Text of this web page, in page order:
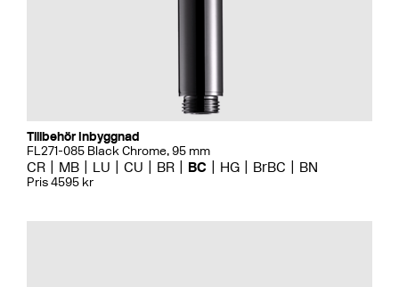
Tillbehör Inbyggnad
FL271-085 Black Chrome, 95 mm
CR MB LU CU BR BC HG BrBC BN
Pris 4595 kr